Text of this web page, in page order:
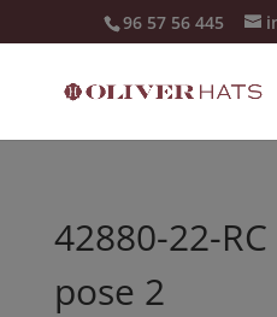
96 57 56 445
42880-22-
pose 2